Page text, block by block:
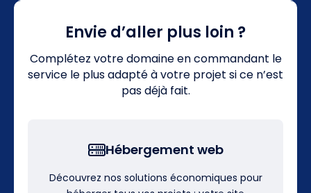
Envie d’aller plus loin ?
Complétez votre domaine en commandant le
service le plus adapté à votre projet si ce n’est
pas déjà fait.
Hébergement web
Découvrez nos solutions économiques pour